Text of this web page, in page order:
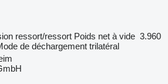
ressort/ressort Poids net à vide 3.960
de déchargement trilatéral